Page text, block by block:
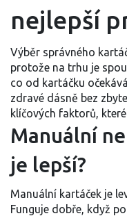
nejlepší
Výběr správného
protože na trhu je
co od kartáčku
zdravé dásně bez
klíčových faktorů,
Manuální
je lepší?
Manuální kartáček je
Funguje dobře, když